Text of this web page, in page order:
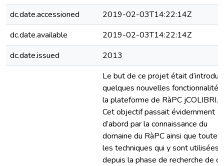
dc.date.accessioned
2019-02-03T14:22:14Z
dc.date.available
2019-02-03T14:22:14Z
dc.date.issued
2013
Le but de ce projet était
quelques nouvelles fonctionnalités
la plateforme de RàPC jCOLIBRI.
Cet objectif passait évidemment
d’abord par la connaissance du
domaine du RàPC ainsi que toutes
les techniques qui y sont utilisées
depuis la phase de recherche de